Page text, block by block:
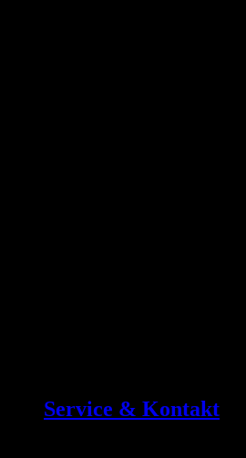
Service & Kontakt